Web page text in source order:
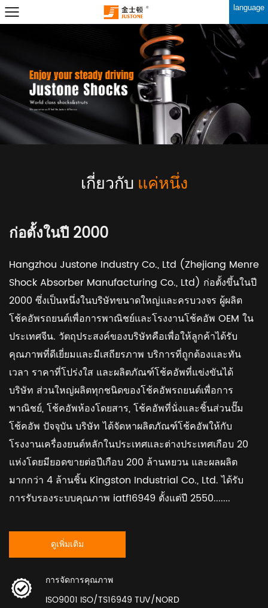
language
เกี่ยวกับ แค่หนึ่ง
ก่อตั้งในปี 2000
Hangzhou Justone Industry Co., Ltd (Zhejiang Menre
Shock Absorber Manufacturing Co., Ltd) ก่อตั้งขึ้นในปี
2000 ซึ่งเป็นหนึ่งในบริษัทขนาดใหญ่และครบวงจร ผู้ผลิต
โช้คอัพรถยนต์เพื่อการพาณิชย์และโรงงานโช้คอัพ OEM ใน
ประเทศจีน. วัตถุประสงค์ของบริษัทคือเพื่อให้ลูกค้าได้รับ
คุณภาพที่ดีเยี่ยมและมีเสถียรภาพ บริการที่ถูกต้องและทัน
เวลา ราคาที่โปร่งใส และผลิตภัณฑ์โช้คอัพที่แข่งขันได้
บริษัท ส่วนใหญ่ผลิตทุกชนิดของโช้คอัพรถยนต์เพื่อการ
พาณิชย์, โช้คอัพห้องโดยสาร, โช้คอัพที่นั่งและชิ้นส่วนปั๊ม
โช้คอัพ ปัจจุบัน บริษัท ได้จัดหาผลิตภัณฑ์โช้คอัพให้กับ
โรงงานเครื่องยนต์หลักในประเทศและต่างประเทศเกือบ 20
แห่งโดยมียอดขายต่อปีเกือบ 200 ล้านหยวน และผลผลิต
มากกว่า 4 ล้านชิ้น Kingston Industrial Co., Ltd. ได้รับ
การรับรองระบบคุณภาพ iatf16949 ตั้งแต่ปี 2550.......
ดูเพิ่มเติม
การจัดการคุณภาพ
ISO9001 ISO/TS16949 TUV/NORD